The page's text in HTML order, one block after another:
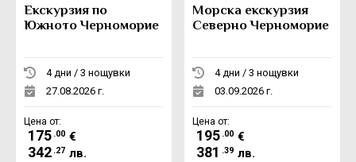
Екскурзия по
Южното Черноморие
4 дни / 3 нощувки
27.08.2026 г.
Цена от:
175 .00 €
342 .27 лв.
Морска екскурзия
Северно Черноморие
4 дни / 3 нощувки
03.09.2026 г.
Цена от:
195 .00 €
381 .39 лв.